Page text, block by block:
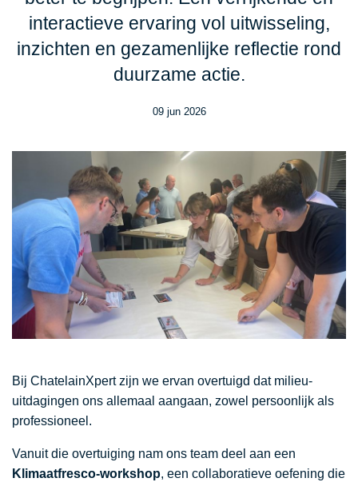
interactieve ervaring vol uitwisseling,
inzichten en gezamenlijke reflectie rond
duurzame actie.
09 jun 2026
Bij ChatelainXpert zijn we ervan overtuigd dat milieu-
uitdagingen ons allemaal aangaan, zowel persoonlijk als
professioneel.
Vanuit die overtuiging nam ons team deel aan een
Klimaatfresco-workshop, een collaboratieve oefening die